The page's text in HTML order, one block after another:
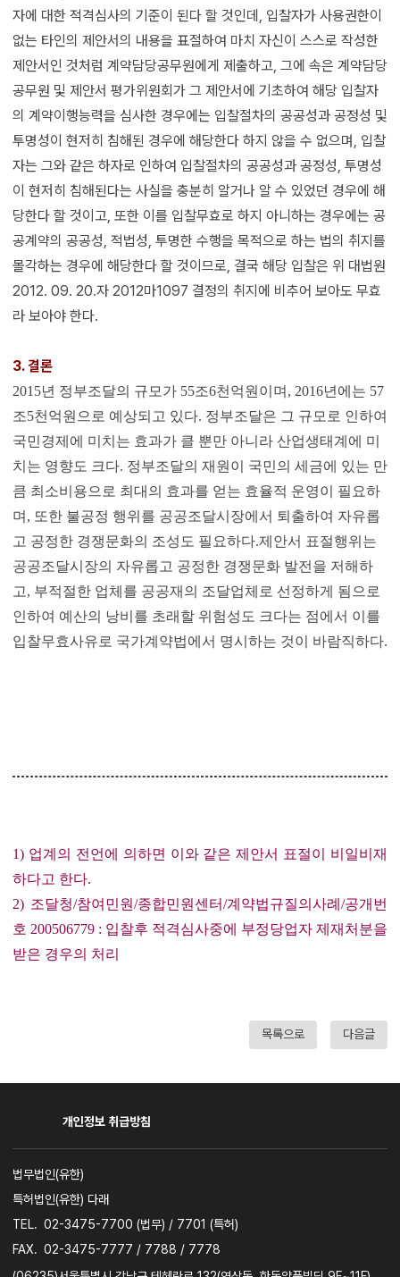
자에 대한 적격심사의 기준이 된다 할 것인데, 입찰자가 사용권한이
없는 타인의 제안서의 내용을 표절하여 마치 자신이 스스로 작성한
제안서인 것처럼 계약담당공무원에게 제출하고, 그에 속은 계약담당
공무원 및 제안서 평가위원회가 그 제안서에 기초하여 해당 입찰자
의 계약이행능력을 심사한 경우에는 입찰절차의 공공성과 공정성 및
투명성이 현저히 침해된 경우에 해당한다 하지 않을 수 없으며, 입찰
자는 그와 같은 하자로 인하여 입찰절차의 공공성과 공정성, 투명성
이 현저히 침해된다는 사실을 충분히 알거나 알 수 있었던 경우에 해
당한다 할 것이고, 또한 이를 입찰무효로 하지 아니하는 경우에는 공
공계약의 공공성, 적법성, 투명한 수행을 목적으로 하는 법의 취지를
몰각하는 경우에 해당한다 할 것이므로, 결국 해당 입찰은 위 대법원
2012. 09. 20.자 2012마1097 결정의 취지에 비추어 보아도 무효
라 보아야 한다.
3. 결론
2015년 정부조달의 규모가 55조6천억원이며, 2016년에는 57
조5천억원으로 예상되고 있다. 정부조달은 그 규모로 인하여
국민경제에 미치는 효과가 클 뿐만 아니라 산업생태계에 미
치는 영향도 크다. 정부조달의 재원이 국민의 세금에 있는 만
큼 최소비용으로 최대의 효과를 얻는 효율적 운영이 필요하
며, 또한 불공정 행위를 공공조달시장에서 퇴출하여 자유롭
고 공정한 경쟁문화의 조성도 필요하다.제안서 표절행위는
공공조달시장의 자유롭고 공정한 경쟁문화 발전을 저해하
고, 부적절한 업체를 공공재의 조달업체로 선정하게 됨으로
인하여 예산의 낭비를 초래할 위험성도 크다는 점에서 이를
입찰무효사유로 국가계약법에서 명시하는 것이 바람직하다.
1) 업계의 전언에 의하면 이와 같은 제안서 표절이 비일비재
하다고 한다.
2) 조달청/참여민원/종합민원센터/계약법규질의사례/공개번
호 200506779 : 입찰후 적격심사중에 부정당업자 제재처분을
받은 경우의 처리
목록으로 다음글
개인정보 취급방침
사업자명
법무법인(유한)
특허법인(유한) 다래
TEL. 02-3475-7700 (법무) / 7701 (특허)
FAX. 02-3475-7777 / 7788 / 7778